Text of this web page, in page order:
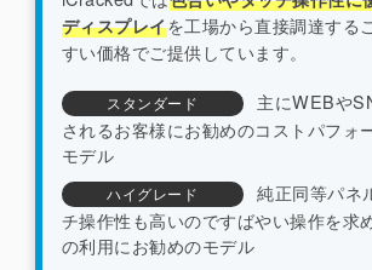
ディスプレイを工場から直接調達する
すい価格でご提供しています。
スタンダード
主にWEBや
されるお客様にお勧めのコストパフォ
モデル
ハイグレード
純正同等パネ
チ操作性も高いのですばやい操作を求
の利用にお勧めのモデル